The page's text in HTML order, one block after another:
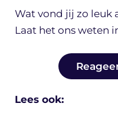
Wat vond jij zo leuk
Laat het ons weten
Lees ook: